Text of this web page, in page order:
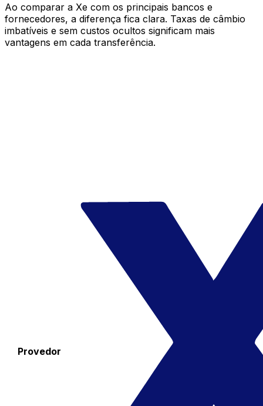
Ao comparar a Xe com os principais bancos e
fornecedores, a diferença fica clara. Taxas de câmbio
imbatíveis e sem custos ocultos significam mais
vantagens em cada transferência.
Provedor